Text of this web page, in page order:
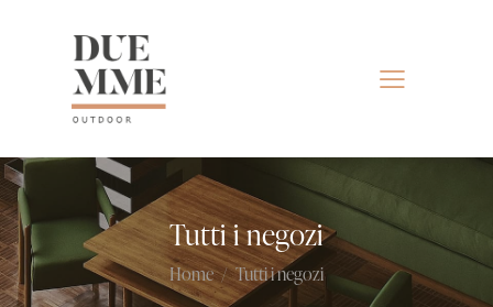
Tutti i negozi
Home Tutti i negozi